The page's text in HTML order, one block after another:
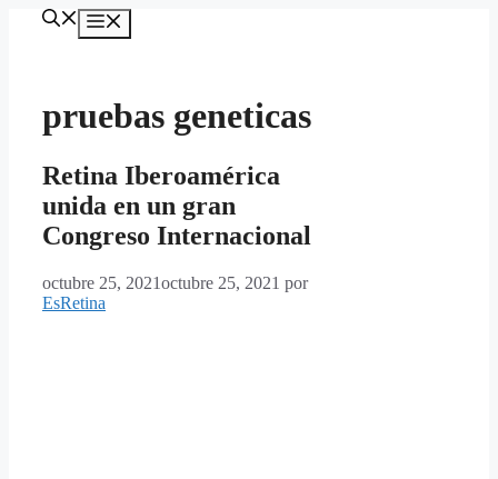
Saltar
pruebas geneticas
Retina Iberoamérica
unida en un gran
Congreso Internacional
octubre 25, 2021octubre 25, 2021 por
EsRetina